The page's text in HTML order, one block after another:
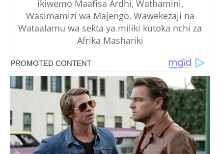
ikiwemo Maafisa Ardhi, Wathamini,
Wasimamizi wa Majengo, Wawekezaji na
Wataalamu wa sekta ya miliki kutoka nchi za
Afrika Mashariki